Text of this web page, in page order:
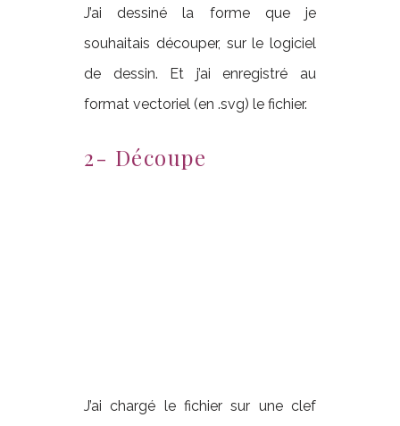
J’ai dessiné la forme que je
souhaitais découper, sur le logiciel
de dessin. Et j’ai enregistré au
format vectoriel (en .svg) le fichier.
2- Découpe
J’ai chargé le fichier sur une clef